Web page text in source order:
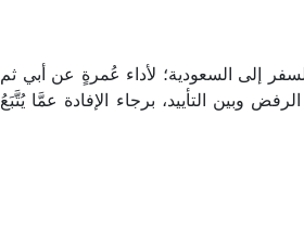
إلى السعودية؛ لأداء عُمرةٍ عن أبي ثم
وبين التأييد، برجاء الإفادة عمَّا يُتَّبَعُ